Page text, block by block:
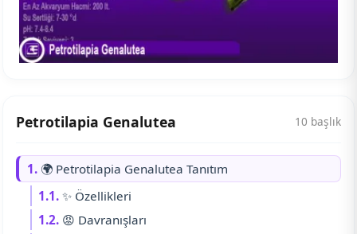
Petrotilapia Genalutea 10 başlık
1. 🌍 Petrotilapia Genalutea Tanıtım
1.1. ✨ Özellikleri
1.2. 😡 Davranışları